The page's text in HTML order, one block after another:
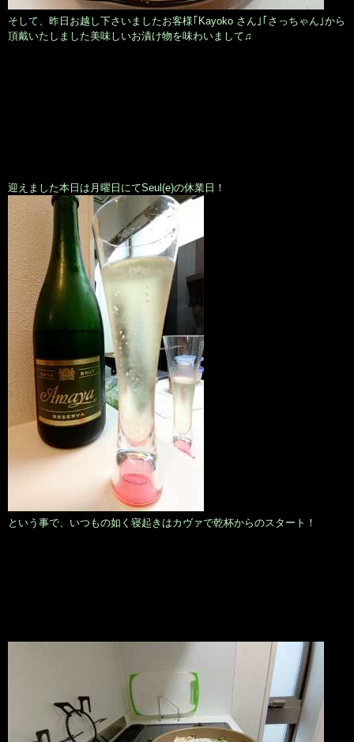
そして、昨日お越し下さいましたお客様｢Kayoko さん｣｢さっちゃん｣から
頂戴いたしました美味しいお漬け物を味わいまして♫
迎えました本日は月曜日にてSeul(e)の休業日！
という事で、いつもの如く寝起きはカヴァで乾杯からのスタート！